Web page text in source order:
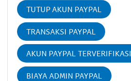
TUTUP AKUN PAYPAL
TRANSAKSI PAYPAL
AKUN PAYPAL TERVERIFIKASI
BIAYA ADMIN PAYPAL